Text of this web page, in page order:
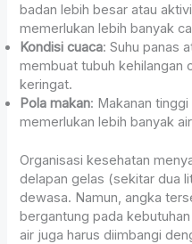
badan lebih besar atau
memerlukan lebih banyak
Kondisi cuaca: Suhu panas
membuat tubuh kehilangan
keringat.
Pola makan: Makanan
memerlukan lebih banyak
Organisasi kesehatan
delapan gelas (sekitar dua
dewasa. Namun, angka
bergantung pada
air juga harus diimbangi